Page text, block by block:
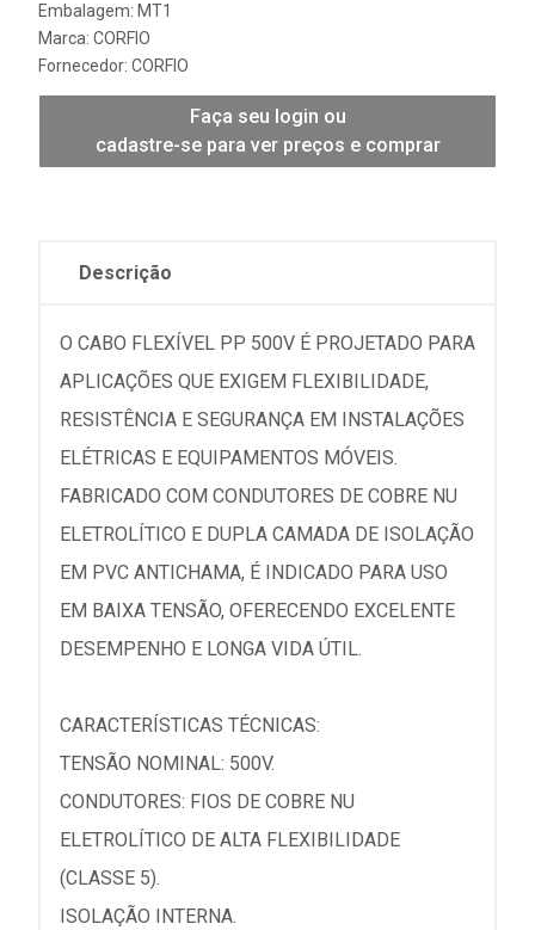
Embalagem: MT1
Marca: CORFIO
Fornecedor: CORFIO
Faça seu login ou
cadastre-se para ver preços e comprar
Descrição
O CABO FLEXÍVEL PP 500V É PROJETADO PARA
APLICAÇÕES QUE EXIGEM FLEXIBILIDADE,
RESISTÊNCIA E SEGURANÇA EM INSTALAÇÕES
ELÉTRICAS E EQUIPAMENTOS MÓVEIS.
FABRICADO COM CONDUTORES DE COBRE NU
ELETROLÍTICO E DUPLA CAMADA DE ISOLAÇÃO
EM PVC ANTICHAMA, É INDICADO PARA USO
EM BAIXA TENSÃO, OFERECENDO EXCELENTE
DESEMPENHO E LONGA VIDA ÚTIL.
CARACTERÍSTICAS TÉCNICAS:
TENSÃO NOMINAL: 500V.
CONDUTORES: FIOS DE COBRE NU
ELETROLÍTICO DE ALTA FLEXIBILIDADE
(CLASSE 5).
ISOLAÇÃO INTERNA.